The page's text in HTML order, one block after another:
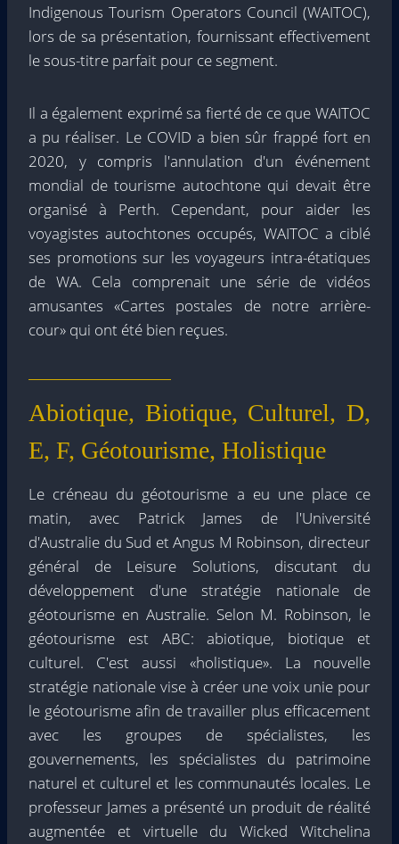
Indigenous Tourism Operators Council (WAITOC),
lors de sa présentation, fournissant effectivement
le sous-titre parfait pour ce segment.
Il a également exprimé sa fierté de ce que WAITOC
a pu réaliser. Le COVID a bien sûr frappé fort en
2020, y compris l'annulation d'un événement
mondial de tourisme autochtone qui devait être
organisé à Perth. Cependant, pour aider les
voyagistes autochtones occupés, WAITOC a ciblé
ses promotions sur les voyageurs intra-étatiques
de WA. Cela comprenait une série de vidéos
amusantes «Cartes postales de notre arrière-
cour» qui ont été bien reçues.
Abiotique, Biotique, Culturel, D,
E, F, Géotourisme, Holistique
Le créneau du géotourisme a eu une place ce
matin, avec Patrick James de l'Université
d'Australie du Sud et Angus M Robinson, directeur
général de Leisure Solutions, discutant du
développement d'une stratégie nationale de
géotourisme en Australie. Selon M. Robinson, le
géotourisme est ABC: abiotique, biotique et
culturel. C'est aussi «holistique». La nouvelle
stratégie nationale vise à créer une voix unie pour
le géotourisme afin de travailler plus efficacement
avec les groupes de spécialistes, les
gouvernements, les spécialistes du patrimoine
naturel et culturel et les communautés locales. Le
professeur James a présenté un produit de réalité
augmentée et virtuelle du Wicked Witchelina